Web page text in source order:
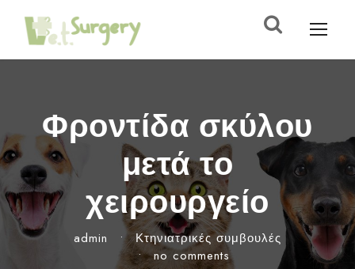
Φροντίδα σκύλου
μετά το
χειρουργείο
admin •
Κτηνιατρικές συμβουλές
•
no comments